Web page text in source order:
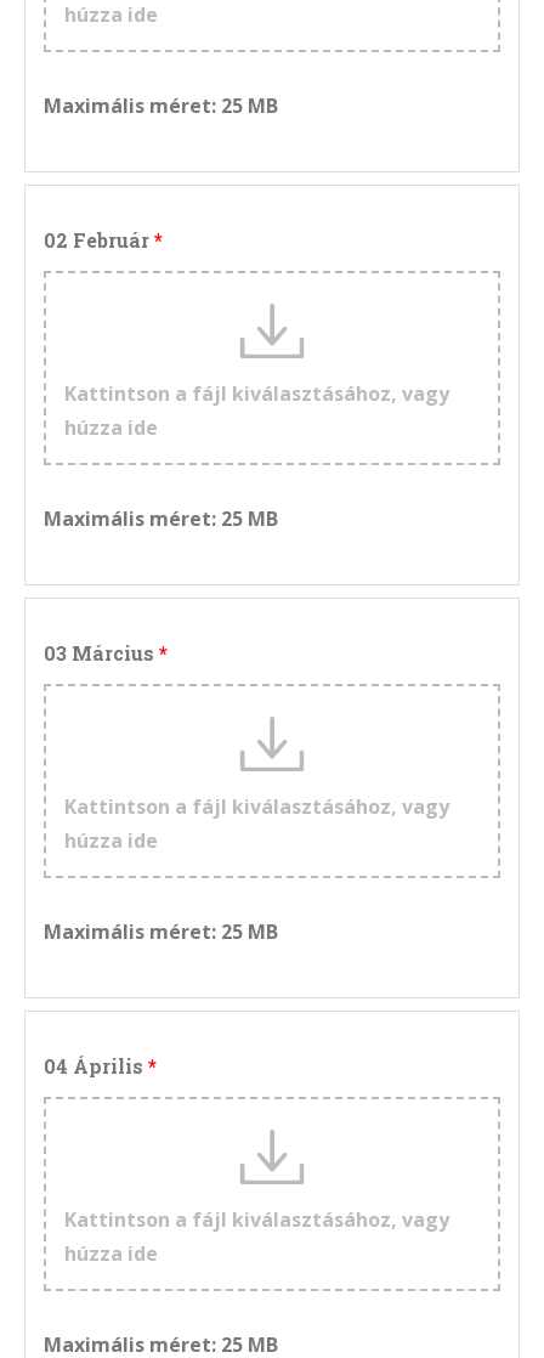
húzza ide
Maximális méret: 25 MB
02 Február
Kattintson a fájl kiválasztásához, vagy
húzza ide
Maximális méret: 25 MB
03 Március
Kattintson a fájl kiválasztásához, vagy
húzza ide
Maximális méret: 25 MB
04 Április
Kattintson a fájl kiválasztásához, vagy
húzza ide
Maximális méret: 25 MB